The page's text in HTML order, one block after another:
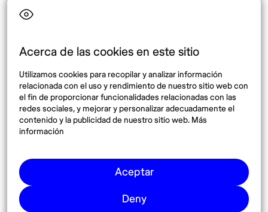
Acerca de las cookies en este sitio
Utilizamos cookies para recopilar y analizar información
relacionada con el uso y rendimiento de nuestro sitio web con
el fin de proporcionar funcionalidades relacionadas con las
redes sociales, y mejorar y personalizar adecuadamente el
contenido y la publicidad de nuestro sitio web. Más
información
Aceptar
Deny
Top destinos
México
España
Destinos
Síguenos
Pinterest